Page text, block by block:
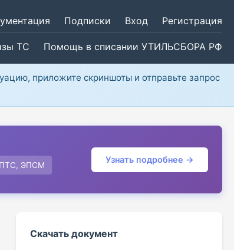
Подписки Вход Регистрация
ТС Помощь в списании УТИЛЬСБОРА РФ
приложите скриншоты и отправьте запрос
ЭПСМ
Узнать подробнее →
Скачать документ